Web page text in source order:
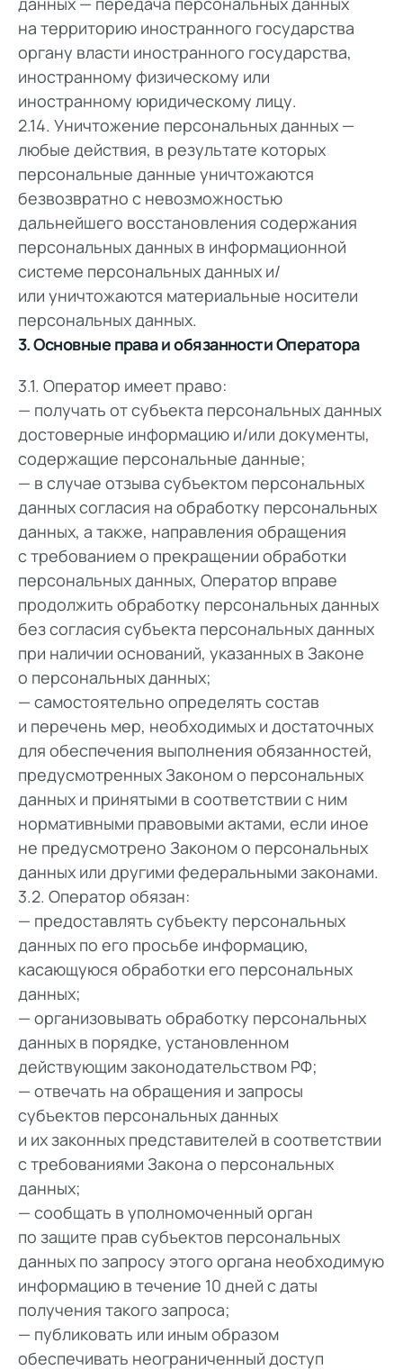
на территорию иностранного государства
органу власти иностранного государства,
иностранному физическому или
иностранному юридическому лицу.
2.14. Уничтожение персональных данных —
любые действия, в результате которых
персональные данные уничтожаются
безвозвратно с невозможностью
дальнейшего восстановления содержания
персональных данных в информационной
системе персональных данных и/
или уничтожаются материальные носители
персональных данных.
3. Основные права и обязанности Оператора
3.1. Оператор имеет право:
— получать от субъекта персональных данных
достоверные информацию и/или документы,
содержащие персональные данные;
— в случае отзыва субъектом персональных
данных согласия на обработку персональных
данных, а также, направления обращения
с требованием о прекращении обработки
персональных данных, Оператор вправе
продолжить обработку персональных данных
без согласия субъекта персональных данных
при наличии оснований, указанных в Законе
о персональных данных;
— самостоятельно определять состав
и перечень мер, необходимых и достаточных
для обеспечения выполнения обязанностей,
предусмотренных Законом о персональных
данных и принятыми в соответствии с ним
нормативными правовыми актами, если иное
не предусмотрено Законом о персональных
данных или другими федеральными законами.
3.2. Оператор обязан:
— предоставлять субъекту персональных
данных по его просьбе информацию,
касающуюся обработки его персональных
данных;
— организовывать обработку персональных
данных в порядке, установленном
действующим законодательством РФ;
— отвечать на обращения и запросы
субъектов персональных данных
и их законных представителей в соответствии
с требованиями Закона о персональных
данных;
— сообщать в уполномоченный орган
по защите прав субъектов персональных
данных по запросу этого органа необходимую
информацию в течение 10 дней с даты
получения такого запроса;
— публиковать или иным образом
обеспечивать неограниченный доступ